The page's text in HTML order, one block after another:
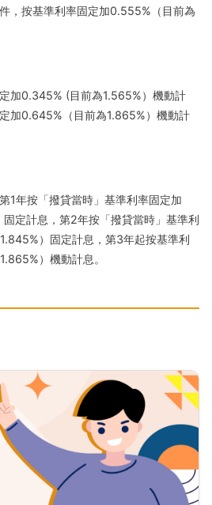
，按基準利率固定加0.555%（目前為
0.345% (目前為1.565%）機動計
加0.645%（目前為1.865%）機動計
按「撥貸當時」基準利率固定加
定計息，第2年按「撥貸當時」基準利
）固定計息，第3年起按基準利
）機動計息。